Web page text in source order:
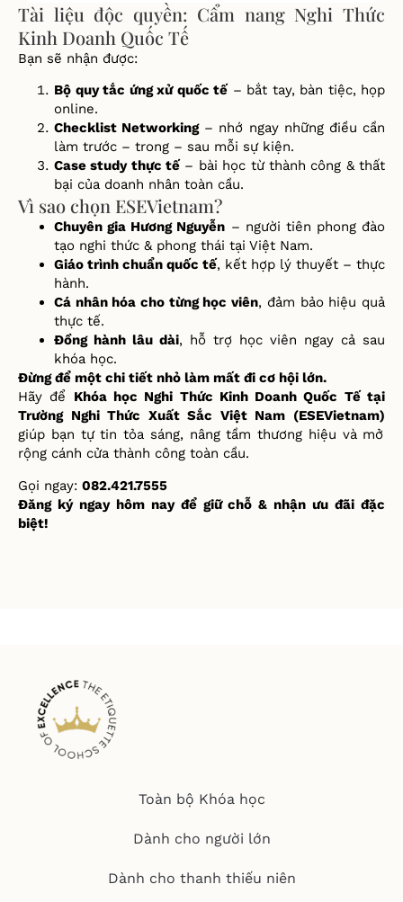
Tài liệu độc quyền: Cẩm nang Nghi Thức
Kinh Doanh Quốc Tế
Bạn sẽ nhận được:
Bộ quy tắc ứng xử quốc tế– bắt tay, bàn tiệc, họp
online.
Checklist Networking– nhớ ngay những điều cần
làm trước – trong – sau mỗi sự kiện.
Case study thực tế– bài học từ thành công & thất
bại của doanh nhân toàn cầu.
Vì sao chọn ESEVietnam?
Chuyên gia Hương Nguyễn – người tiên phong đào
tạo nghi thức & phong thái tại Việt Nam.
Giáo trình chuẩn quốc tế, kết hợp lý thuyết – thực
hành.
Cá nhân hóa cho từng học viên, đảm bảo hiệu quả
thực tế.
Đồng hành lâu dài, hỗ trợ học viên ngay cả sau
khóa học.
Đừng để một chi tiết nhỏ làm mất đi cơ hội lớn.
Hãy để Khóa học Nghi Thức Kinh Doanh Quốc Tế tại
Trường Nghi Thức Xuất Sắc Việt Nam (ESEVietnam)
giúp bạn tự tin tỏa sáng, nâng tầm thương hiệu và mở
rộng cánh cửa thành công toàn cầu.
Gọi ngay: 082.421.7555
Đăng ký ngay hôm nay để giữ chỗ & nhận ưu đãi đặc
biệt!
Toàn bộ Khóa học
Dành cho người lớn
Dành cho thanh thiếu niên